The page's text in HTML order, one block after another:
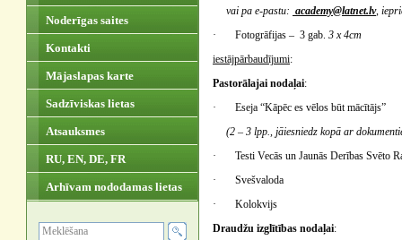
Noderīgas saites
Kontakti
Mājaslapas karte
Sadzīviskas lietas
Atsauksmes
RU, EN, DE, FR
Arhīvam nododamas lietas
vai pa e-pastu: academy@latnet.lv,
· Fotogrāfijas – 3 gab. 3 x4cm
iestājpārbaudījumi:
Pastorālajai nodaļai:
· Eseja “Kāpēc es vēlos būt mācītājs”
(2 – 3 lpp., jāiesniedz kopā ar
· Testi Vecās un Jaunās Derības Svēto
· Svešvaloda
· Kolokvijs
Draudžu izglītības nodaļai: